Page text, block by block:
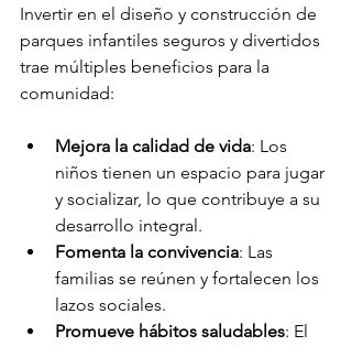
Invertir en el diseño y construcción de
parques infantiles seguros y divertidos
trae múltiples beneficios para la
comunidad:
Mejora la calidad de vida: Los
niños tienen un espacio para jugar
y socializar, lo que contribuye a su
desarrollo integral.
Fomenta la convivencia: Las
familias se reúnen y fortalecen los
lazos sociales.
Promueve hábitos saludables: El